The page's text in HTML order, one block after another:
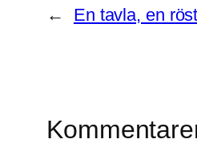
← En tavla, en